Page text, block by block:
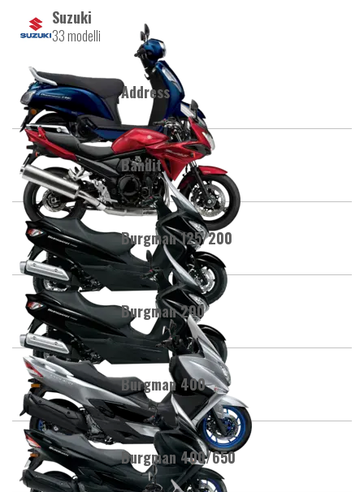
Suzuki
33 modelli
Address
Bandit
Burgman 125/200
Burgman 200
Burgman 400
Burgman 400/650